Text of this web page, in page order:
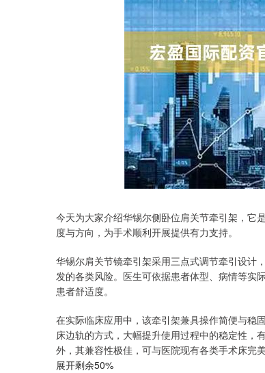
今天为大家介绍华锡尔侧卧位肩关节牵引架，它
度与方向，为手术顺利开展提供有力支持。
华锡尔肩关节镜牵引架采用三点式调节牵引设计
发的各类风险。医生可依据患者体型、病情等实
患者舒适度。
在实际临床应用中，该牵引架兼具操作简便与稳
床边轨的方式，大幅提升使用过程中的稳定性，
外，其兼容性极佳，可与医院现有各类手术床完
展开剩余50%